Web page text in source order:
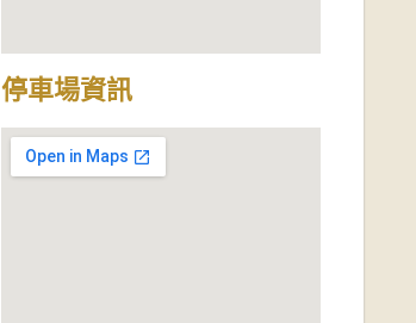
停車場資訊